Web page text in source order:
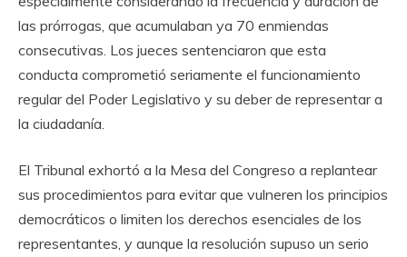
las prórrogas, que acumulaban ya 70 enmiendas
consecutivas. Los jueces sentenciaron que esta
conducta comprometió seriamente el funcionamiento
regular del Poder Legislativo y su deber de representar a
la ciudadanía.
El Tribunal exhortó a la Mesa del Congreso a replantear
sus procedimientos para evitar que vulneren los principios
democráticos o limiten los derechos esenciales de los
representantes, y aunque la resolución supuso un serio